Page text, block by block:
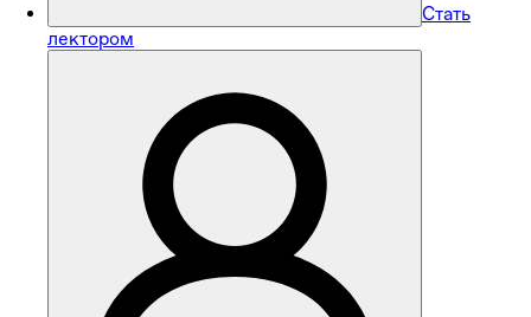
Стать
лектором